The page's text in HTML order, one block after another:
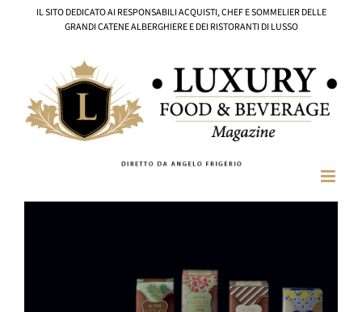
IL SITO DEDICATO AI RESPONSABILI ACQUISTI, CHEF E SOMMELIER DELLE
GRANDI CATENE ALBERGHIERE E DEI RISTORANTI DI LUSSO